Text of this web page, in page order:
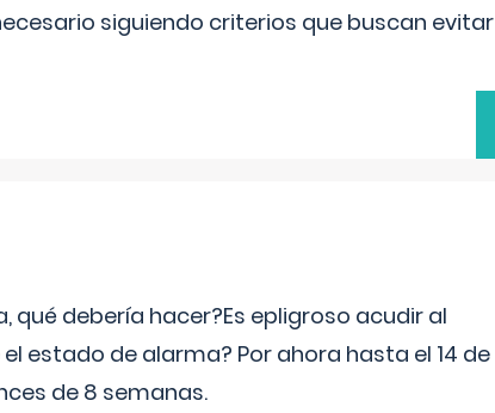
siguiendo criterios que buscan evitar
debería hacer?Es epligroso acudir al
estado de alarma? Por ahora hasta el 14 de
de 8 semanas.